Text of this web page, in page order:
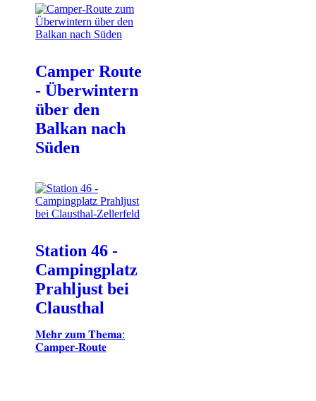
Camper Route
- Überwintern
über den
Balkan nach
Süden
Station 46 -
Campingplatz
Prahljust bei
Clausthal
𝐌𝐞𝐡𝐫 𝐳𝐮𝐦 𝐓𝐡𝐞𝐦𝐚:
𝐂𝐚𝐦𝐩𝐞𝐫-𝐑𝐨𝐮𝐭𝐞